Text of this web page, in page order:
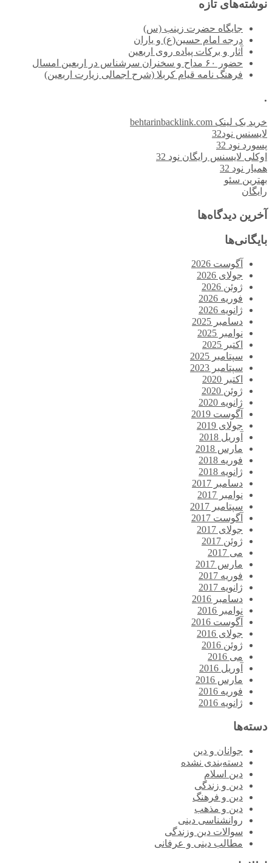
نوشته‌های تازه
جایگاه حضرت زینب (س)
درجه امام حسین(ع) و یاران
آثار و برکات پیاده روی اربعین
حضور ۶۰ مداح و سخنران سرشناس در اربعین امسال
فرهنگ نامه قیام کربلا (شرح اجمالی زیارت اربعین)
.
خرید بک لینک behtarinbacklink.com
لایسنس نود32
پسورد نود 32
اوکلی لایسنس رایگان نود 32
همیار نود 32
بهترین سئو
رایگان
آخرین دیدگاه‌ها
بایگانی‌ها
آگوست 2026
جولای 2026
ژوئن 2026
فوریه 2026
ژانویه 2026
دسامبر 2025
نوامبر 2025
اکتبر 2025
سپتامبر 2025
سپتامبر 2023
اکتبر 2020
ژوئن 2020
ژانویه 2020
آگوست 2019
جولای 2019
آوریل 2018
مارس 2018
فوریه 2018
ژانویه 2018
دسامبر 2017
نوامبر 2017
سپتامبر 2017
آگوست 2017
جولای 2017
ژوئن 2017
می 2017
مارس 2017
فوریه 2017
ژانویه 2017
دسامبر 2016
نوامبر 2016
آگوست 2016
جولای 2016
ژوئن 2016
می 2016
آوریل 2016
مارس 2016
فوریه 2016
ژانویه 2016
دسته‌ها
جوانان و دین
دسته‌بندی نشده
دین اسلام
دین و زندگی
دین و فرهنگ
دین و مذهب
روانشناسی دینی
سوالات دین وزندگی
مطالب دینی و عرفانی